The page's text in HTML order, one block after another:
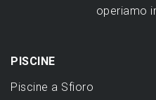
operiamo
PISCINE
Piscine a Sfioro